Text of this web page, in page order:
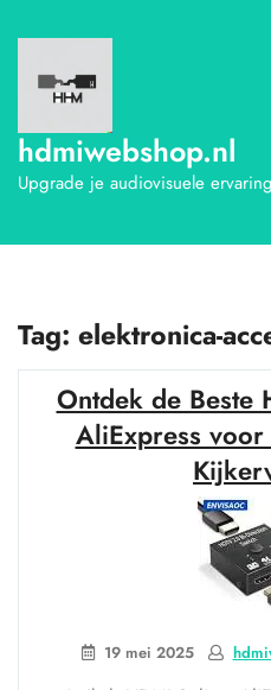
naar
inhoud
hdmiwebshop.nl
Upgrade je audiovisuele ervaring
Tag: elektronica-
Ontdek de Beste
AliExpress
19 mei 2025